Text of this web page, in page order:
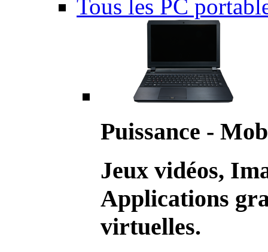
Tous les PC
Puissance -
Jeux vidéos,
Applications
virtuelles.